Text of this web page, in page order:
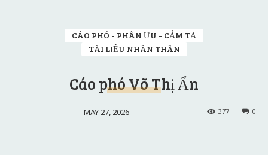
CÁO PHÓ - PHÂN ƯU - CẢM TẠ
TÀI LIỆU NHÂN THÂN
Cáo phó Võ Thị Ẩn
MAY 27, 2026 0
377